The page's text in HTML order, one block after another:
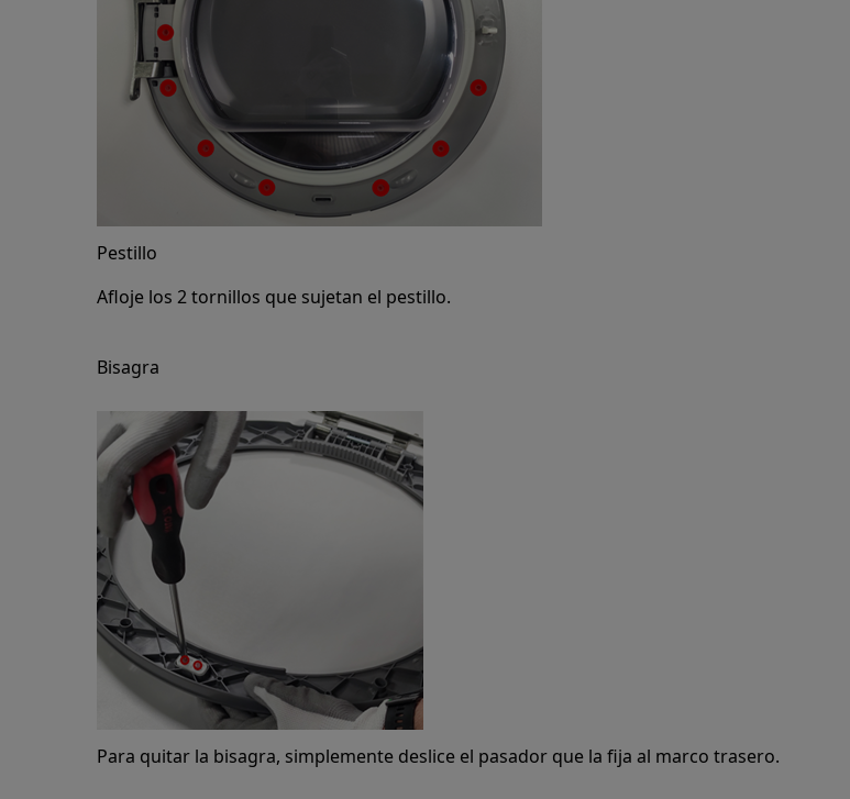
Pestillo
Afloje los 2 tornillos que sujetan el pestillo.
Bisagra
Para quitar la bisagra, simplemente deslice el pasador que la fija al marco trasero.